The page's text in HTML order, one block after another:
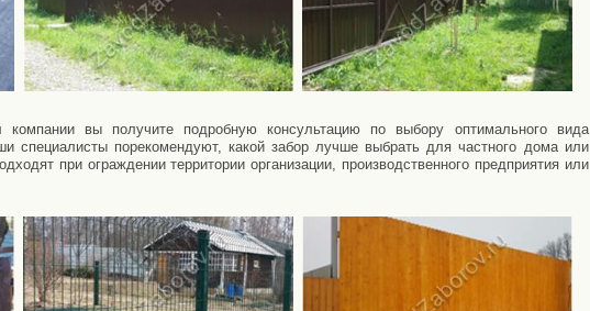
вы получите подробную консультацию по выбору оптимального вида
специалисты порекомендуют, какой забор лучше выбрать для частного дома или
при ограждении территории организации, производственного предприятия или